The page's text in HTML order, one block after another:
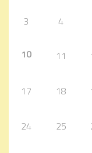
3 4
10 11
17 18
24 25